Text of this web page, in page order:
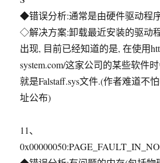
◆错误分析:通常是由硬件驱动程
◇解决方案:卸载最近安装的驱动
出现, 目前已经知道的是, 在使用
system.com/这家公司的某些软件
就是Falstaff.sys文件.(作者难道不
址公布)
11、